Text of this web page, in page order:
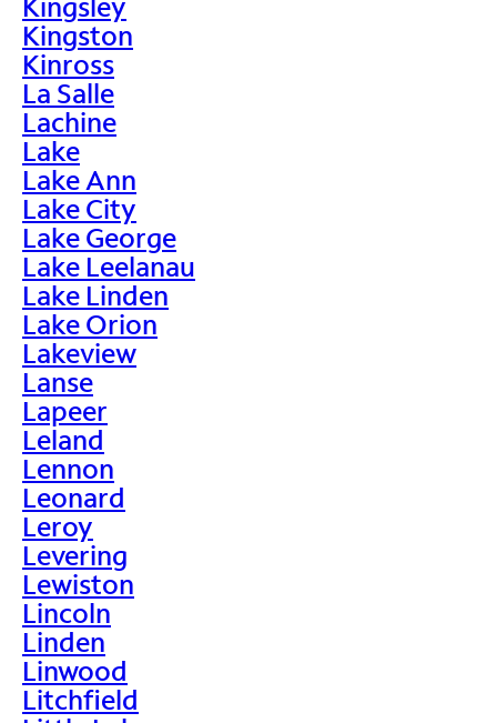
Kingston
Kinross
La Salle
Lachine
Lake
Lake Ann
Lake City
Lake George
Lake Leelanau
Lake Linden
Lake Orion
Lakeview
Lanse
Lapeer
Leland
Lennon
Leonard
Leroy
Levering
Lewiston
Lincoln
Linden
Linwood
Litchfield